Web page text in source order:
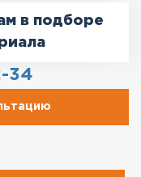
в подборе
34